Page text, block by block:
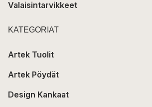
Valaisintarvikkeet
KATEGORIAT
Artek Tuolit
Artek Pöydät
Design Kankaat